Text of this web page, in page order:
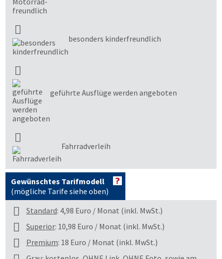
besonders kinderfreundlich
geführte Ausflüge werden angeboten
Fahrradverleih
Gewünschtes Tarifmodell
(mögliche Tarife siehe oben)
Standard: 4,98 Euro / Monat (inkl. MwSt.)
Superior: 10,98 Euro / Monat (inkl. MwSt.)
Premium: 18 Euro / Monat (inkl. MwSt.)